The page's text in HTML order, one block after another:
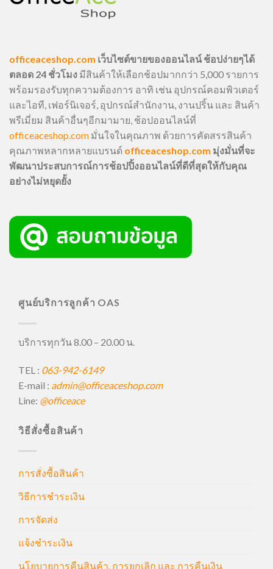
officeaceshop.com เว็บไซต์ขายของออนไลน์ ช้อปง่ายๆได้
ตลอด 24 ชั่วโมง มีสินค้าให้เลือกช้อปมากกว่า 5,000 รายการ
พร้อมรองรับทุกความต้องการ อาทิ เช่น อุปกรณ์คอมพิวเตอร์
และไอที, เฟอร์นิเจอร์, อุปกรณ์สำนักงาน, งานปริ้น และ สินค้า
พรีเมี่ยม สินค้าอื่นๆอีกมามาย, ช้อปออนไลน์ที่
officeaceshop.com มั่นใจในคุณภาพ ด้วยการคัดสรรสินค้า
คุณภาพหลากหลายแบรนด์ officeaceshop.com มุ่งมั่นที่จะ
พัฒนาประสบการณ์การช้อปปิ้งออนไลน์ที่ดีที่สุดให้กับคุณ
อย่างไม่หยุดยั้ง
ศูนย์บริการลูกค้า OAS
บริการทุกวัน 8.00 – 20.00 น.
TEL : 063-942-6149
E-mail : admin@officeaceshop.com
Line: @officeace
วิธีสั่งซื้อสินค้า
การสั่งซื้อสินค้า
วิธีการชำระเงิน
การจัดส่ง
แจ้งชำระเงิน
นโยบายการคืนสินค้า, การยกเลิก และ การคืนเงิน